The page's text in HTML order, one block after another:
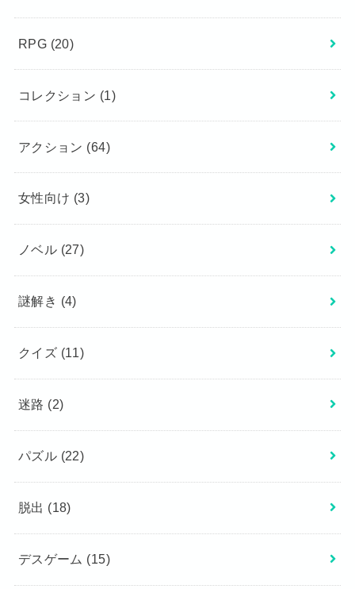
RPG (20)
コレクション (1)
アクション (64)
女性向け (3)
ノベル (27)
謎解き (4)
クイズ (11)
迷路 (2)
パズル (22)
脱出 (18)
デスゲーム (15)